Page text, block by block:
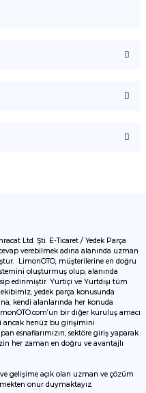
ederiz.
görüntülenemiyor.
bulunuyor.
olmalı.
Ltd. Şti. E-Ticaret / Yedek Parça
verebilmek adına alanında uzman
LimonOTO, müşterilerine en doğru
oluşturmuş olup, alanında
edinmiştir. Yurtiçi ve Yurtdışı tüm
yedek parça konusunda
kendi alanlarında her konuda
bir diğer kuruluş amacı
ancak henüz bu girişimini
esnaflarımızın, sektöre giriş yaparak
her zaman en doğru ve avantajlı
gelişime açık olan uzman ve çözüm
onur duymaktayız.